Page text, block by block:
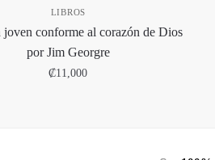
LIBROS
conforme al corazón de Dios
por Jim Georgre
₡11,000